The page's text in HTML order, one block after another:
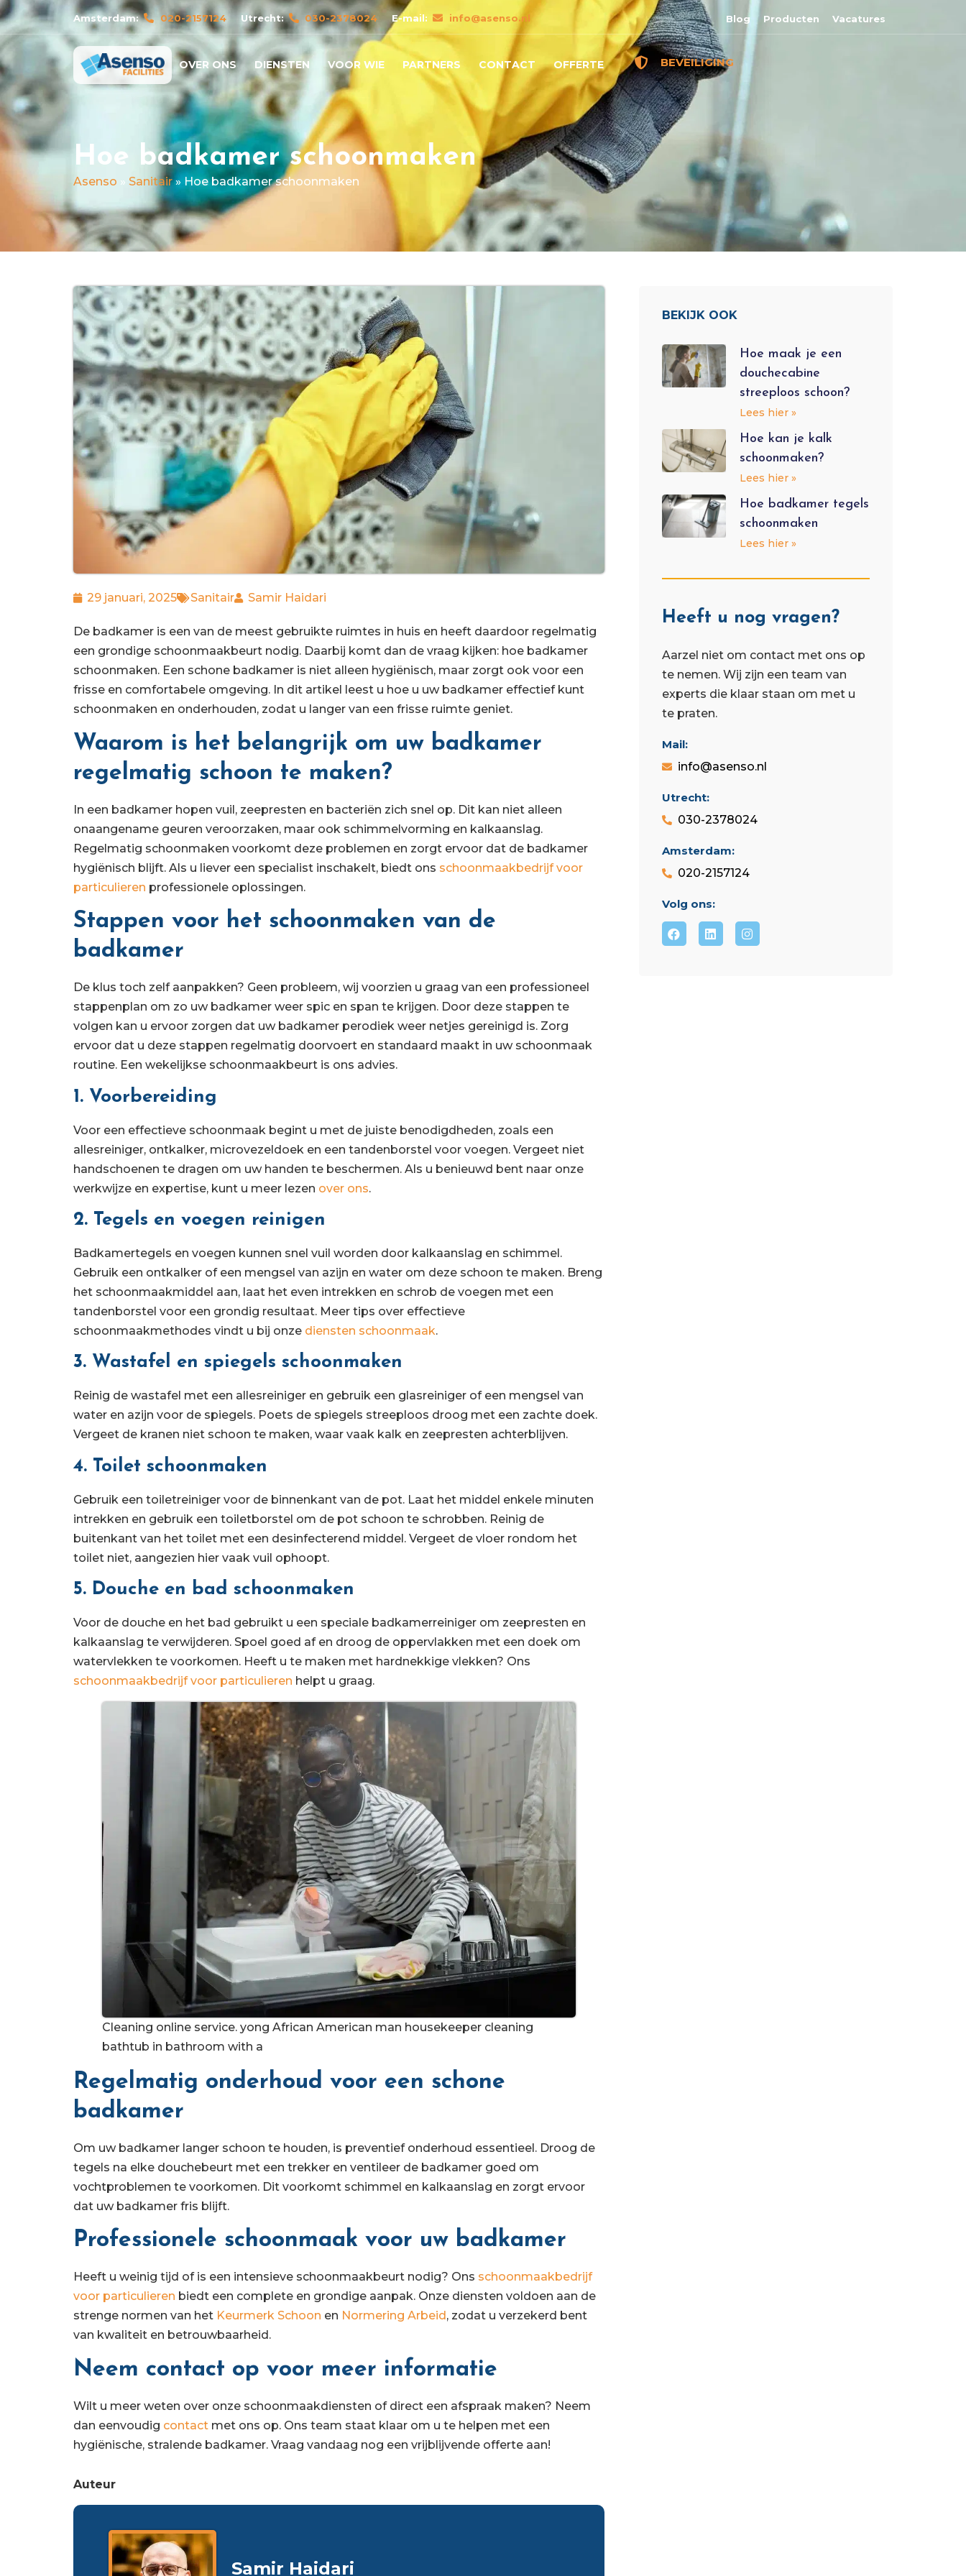
Amsterdam: 020-2157124 Utrecht: 030-2378024 E-mail: info@asenso.nl Blog Producten Vacatures
OVER ONS DIENSTEN VOOR WIE PARTNERS CONTACT OFFERTE BEVEILIGING
Hoe badkamer schoonmaken
Asenso » Sanitair» Hoe badkamer schoonmaken
29 januari, 2025 Sanitair Samir Haidari
De badkamer is een van de meest gebruikte ruimtes in huis en heeft daardoor regelmatig
een grondige schoonmaakbeurt nodig. Daarbij komt dan de vraag kijken: hoe badkamer
schoonmaken. Een schone badkamer is niet alleen hygiënisch, maar zorgt ook voor een
frisse en comfortabele omgeving. In dit artikel leest u hoe u uw badkamer effectief kunt
schoonmaken en onderhouden, zodat u langer van een frisse ruimte geniet.
Waarom is het belangrijk om uw badkamer
regelmatig schoon te maken?
In een badkamer hopen vuil, zeepresten en bacteriën zich snel op. Dit kan niet alleen
onaangename geuren veroorzaken, maar ook schimmelvorming en kalkaanslag.
Regelmatig schoonmaken voorkomt deze problemen en zorgt ervoor dat de badkamer
hygiënisch blijft. Als u liever een specialist inschakelt, biedt ons schoonmaakbedrijf voor
particulieren professionele oplossingen.
Stappen voor het schoonmaken van de
badkamer
De klus toch zelf aanpakken? Geen probleem, wij voorzien u graag van een professioneel
stappenplan om zo uw badkamer weer spic en span te krijgen. Door deze stappen te
volgen kan u ervoor zorgen dat uw badkamer perodiek weer netjes gereinigd is. Zorg
ervoor dat u deze stappen regelmatig doorvoert en standaard maakt in uw schoonmaak
routine. Een wekelijkse schoonmaakbeurt is ons advies.
1. Voorbereiding
Voor een effectieve schoonmaak begint u met de juiste benodigdheden, zoals een
allesreiniger, ontkalker, microvezeldoek en een tandenborstel voor voegen. Vergeet niet
handschoenen te dragen om uw handen te beschermen. Als u benieuwd bent naar onze
werkwijze en expertise, kunt u meer lezen over ons.
2. Tegels en voegen reinigen
Badkamertegels en voegen kunnen snel vuil worden door kalkaanslag en schimmel.
Gebruik een ontkalker of een mengsel van azijn en water om deze schoon te maken. Breng
het schoonmaakmiddel aan, laat het even intrekken en schrob de voegen met een
tandenborstel voor een grondig resultaat. Meer tips over effectieve
schoonmaakmethodes vindt u bij onze diensten schoonmaak.
3. Wastafel en spiegels schoonmaken
Reinig de wastafel met een allesreiniger en gebruik een glasreiniger of een mengsel van
water en azijn voor de spiegels. Poets de spiegels streeploos droog met een zachte doek.
Vergeet de kranen niet schoon te maken, waar vaak kalk en zeepresten achterblijven.
4. Toilet schoonmaken
Gebruik een toiletreiniger voor de binnenkant van de pot. Laat het middel enkele minuten
intrekken en gebruik een toiletborstel om de pot schoon te schrobben. Reinig de
buitenkant van het toilet met een desinfecterend middel. Vergeet de vloer rondom het
toilet niet, aangezien hier vaak vuil ophoopt.
5. Douche en bad schoonmaken
Voor de douche en het bad gebruikt u een speciale badkamerreiniger om zeepresten en
kalkaanslag te verwijderen. Spoel goed af en droog de oppervlakken met een doek om
watervlekken te voorkomen. Heeft u te maken met hardnekkige vlekken? Ons
schoonmaakbedrijf voor particulieren helpt u graag.
Cleaning online service. yong African American man housekeeper cleaning
bathtub in bathroom with a
Regelmatig onderhoud voor een schone
badkamer
Om uw badkamer langer schoon te houden, is preventief onderhoud essentieel. Droog de
tegels na elke douchebeurt met een trekker en ventileer de badkamer goed om
vochtproblemen te voorkomen. Dit voorkomt schimmel en kalkaanslag en zorgt ervoor
dat uw badkamer fris blijft.
Professionele schoonmaak voor uw badkamer
Heeft u weinig tijd of is een intensieve schoonmaakbeurt nodig? Ons schoonmaakbedrijf
voor particulieren biedt een complete en grondige aanpak. Onze diensten voldoen aan de
strenge normen van het Keurmerk Schoon en Normering Arbeid, zodat u verzekerd bent
van kwaliteit en betrouwbaarheid.
Neem contact op voor meer informatie
Wilt u meer weten over onze schoonmaakdiensten of direct een afspraak maken? Neem
dan eenvoudig contact met ons op. Ons team staat klaar om u te helpen met een
hygiënische, stralende badkamer. Vraag vandaag nog een vrijblijvende offerte aan!
Auteur
Samir Haidari
BEKIJK OOK
Hoe maak je een
douchecabine
streeploos schoon?
Lees hier »
Hoe kan je kalk
schoonmaken?
Lees hier »
Hoe badkamer tegels
schoonmaken
Lees hier »
Heeft u nog vragen?
Aarzel niet om contact met ons op
te nemen. Wij zijn een team van
experts die klaar staan ​​om met u
te praten.
Mail:
info@asenso.nl
Utrecht:
030-2378024
Amsterdam:
020-2157124
Volg ons: